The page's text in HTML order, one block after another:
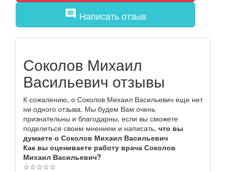
comment Написать отзыв
Соколов Михаил
Васильевич отзывы
К сожалению, о Соколов Михаил Васильевич еще нет
ни одного отзыва. Мы будем Вам очень
признательны и благодарны, если вы сможете
поделиться своим мнением и написать, что вы
думаете о Соколов Михаил Васильевич
Как вы оцениваете работу врача Соколов
Михаил Васильевич?
☆☆☆☆☆